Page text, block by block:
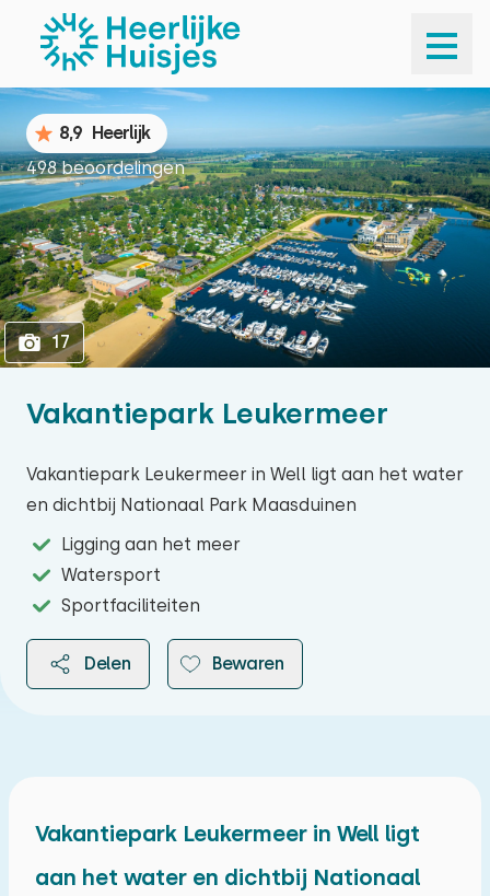
1
Vakantiepark Leukermeer
Vakantiepark Leukermeer in Well ligt aan het water
en dichtbij Nationaal Park Maasduinen
Ligging aan het meer
Watersport
Sportfaciliteiten
Delen Bewaren
8,9 Heerlijk
498 beoordelingen
17
Vakantiepark Leukermeer in Well ligt
aan het water en dichtbij Nationaal
augustus 2026